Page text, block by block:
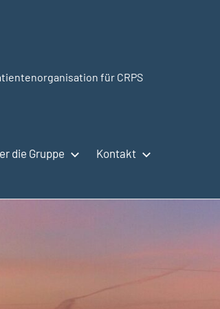
für CRPS
die Gruppe Kontakt